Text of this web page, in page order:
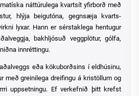
náttúrulega kvartsít yfirborð með
hlýja beigutóna, gegnsæja kvarts-
lyxar. Hann er sérstaklega hentugur
bakhljósuð veggplötur, gólfa,
innréttingu.
eða kökuborðsins í eldhúsinu,
með greinilega dreifingu á kristöllum og
uppsetningu. Ef verkefnið þitt krefst